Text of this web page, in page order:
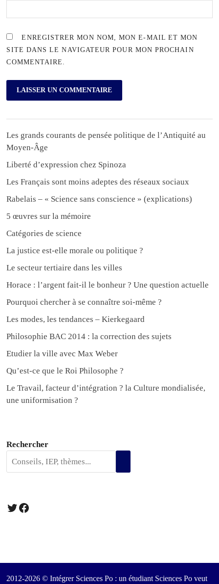
ENREGISTRER MON NOM, MON E-MAIL ET MON
SITE DANS LE NAVIGATEUR POUR MON PROCHAIN
COMMENTAIRE.
Les grands courants de pensée politique de l’Antiquité au
Moyen-Âge
Liberté d’expression chez Spinoza
Les Français sont moins adeptes des réseaux sociaux
Rabelais – « Science sans conscience » (explications)
5 œuvres sur la mémoire
Catégories de science
La justice est-elle morale ou politique ?
Le secteur tertiaire dans les villes
Horace : l’argent fait-il le bonheur ? Une question actuelle
Pourquoi chercher à se connaître soi-même ?
Les modes, les tendances – Kierkegaard
Philosophie BAC 2014 : la correction des sujets
Etudier la ville avec Max Weber
Qu’est-ce que le Roi Philosophe ?
Le Travail, facteur d’intégration ? la Culture mondialisée,
une uniformisation ?
Rechercher
Twitter
Facebook
2012-2026 © Intégrer Sciences Po : un étudiant Sciences Po veut